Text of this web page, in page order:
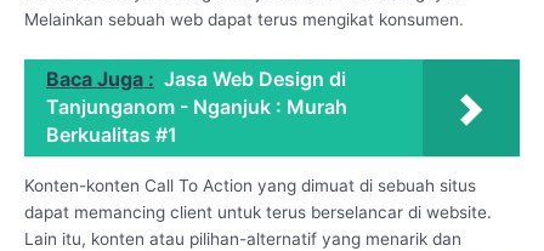
Melainkan sebuah web dapat terus mengikat konsumen.
Baca Juga : Jasa Web Design di
Tanjunganom - Nganjuk : Murah
Berkualitas #1
Konten-konten Call To Action yang dimuat di sebuah situs
dapat memancing client untuk terus berselancar di website.
Lain itu, konten atau pilihan-alternatif yang menarik dan
CS Lenteraweb
Online